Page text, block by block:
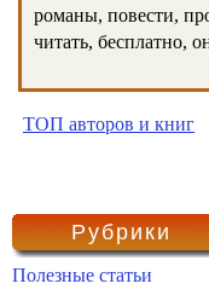
романы, повести,
читать, бесплатно,
ТОП авторов и книг
Рубрики
Полезные статьи